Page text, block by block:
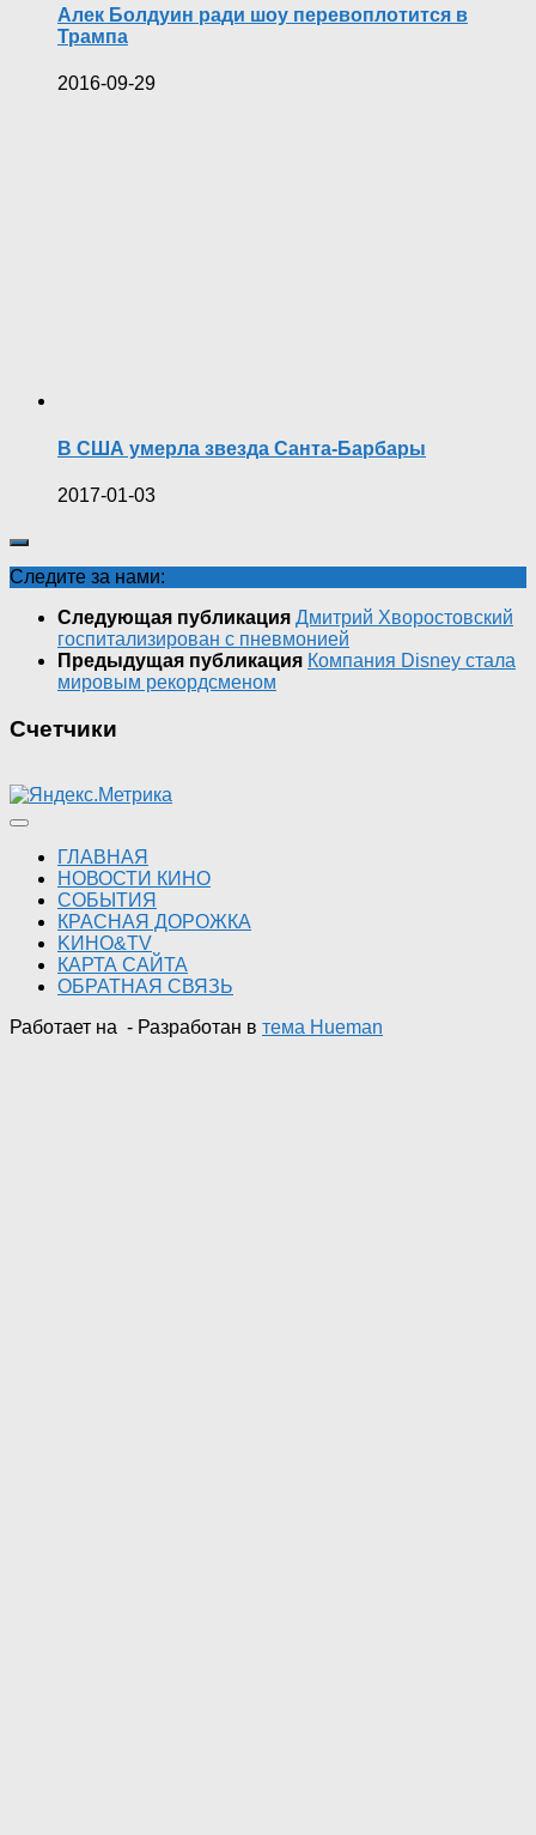
Алек Болдуин ради шоу перевоплотится в
Трампа
2016-09-29
В США умерла звезда Санта-Барбары
2017-01-03
Следите за нами:
Следующая публикация Дмитрий Хворостовский
госпитализирован с пневмонией
Предыдущая публикация Компания Disney стала
мировым рекордсменом
Счетчики
ГЛАВНАЯ
НОВОСТИ КИНО
СОБЫТИЯ
КРАСНАЯ ДОРОЖКА
KИНО&TV
КАРТА САЙТА
ОБРАТНАЯ СВЯЗЬ
Работает на - Разработан в тема Hueman